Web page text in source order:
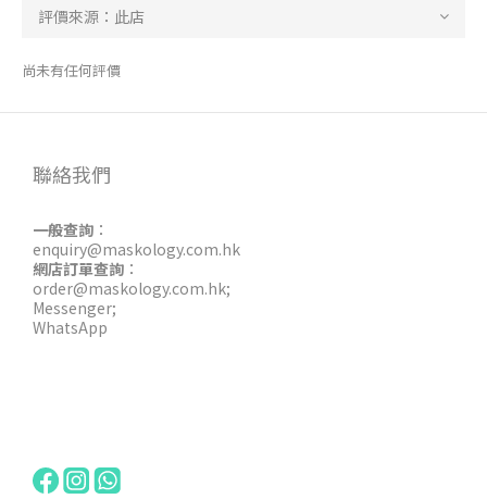
尚未有任何評價
聯絡我們
一般查詢 ：
enquiry@maskology.com.hk
網店訂單查詢 ：
order@maskology.com.hk;
Messenger;
WhatsApp